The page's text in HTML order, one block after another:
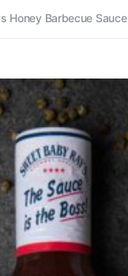
Honey Barbecue Sauce